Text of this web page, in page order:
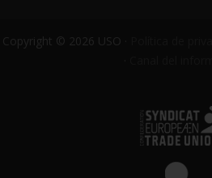
Copyright © 2026 USO ·